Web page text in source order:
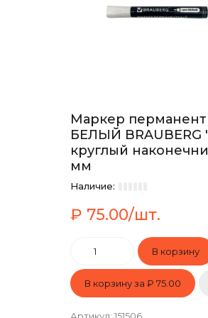
Маркер
БЕЛЫЙ BRAUBERG
круглый
мм
Наличие:
₽ 75.00/шт.
В корзину за ₽ 75.00